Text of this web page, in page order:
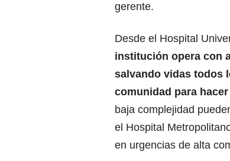
gerente.
Desde el Hospital
institución opera con
salvando vidas todos
comunidad para
baja complejidad
el Hospital
en urgencias de alta